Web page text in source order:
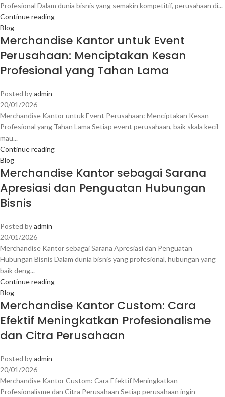
Profesional Dalam dunia bisnis yang semakin kompetitif, perusahaan di...
Continue reading
Blog
Merchandise Kantor untuk Event
Perusahaan: Menciptakan Kesan
Profesional yang Tahan Lama
Posted byadmin
20/01/2026
Merchandise Kantor untuk Event Perusahaan: Menciptakan Kesan
Profesional yang Tahan Lama Setiap event perusahaan, baik skala kecil
mau...
Continue reading
Blog
Merchandise Kantor sebagai Sarana
Apresiasi dan Penguatan Hubungan
Bisnis
Posted byadmin
20/01/2026
Merchandise Kantor sebagai Sarana Apresiasi dan Penguatan
Hubungan Bisnis Dalam dunia bisnis yang profesional, hubungan yang
baik deng...
Continue reading
Blog
Merchandise Kantor Custom: Cara
Efektif Meningkatkan Profesionalisme
dan Citra Perusahaan
Posted byadmin
20/01/2026
Merchandise Kantor Custom: Cara Efektif Meningkatkan
Profesionalisme dan Citra Perusahaan Setiap perusahaan ingin